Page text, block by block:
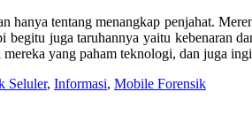
hanya tentang menangkap penjahat.
begitu juga taruhannya yaitu kebenaran
yang paham teknologi, dan juga
Seluler, Informasi, Mobile Forensik